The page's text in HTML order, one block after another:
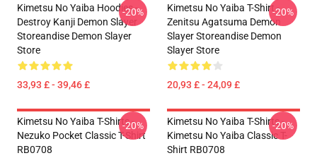
Kimetsu No Yaiba Hoodies -
Destroy Kanji Demon Slayer
Storeandise Demon Slayer
Store
33,93 £ - 39,46 £
-20%
Kimetsu No Yaiba T-Shirt -
Zenitsu Agatsuma Demon
Slayer Storeandise Demon
Slayer Store
20,93 £ - 24,09 £
-20%
Kimetsu No Yaiba T-Shirts -
Nezuko Pocket Classic T-Shirt
RB0708
-20%
Kimetsu No Yaiba T-Shirts -
Kimetsu No Yaiba Classic T-
Shirt RB0708
-20%